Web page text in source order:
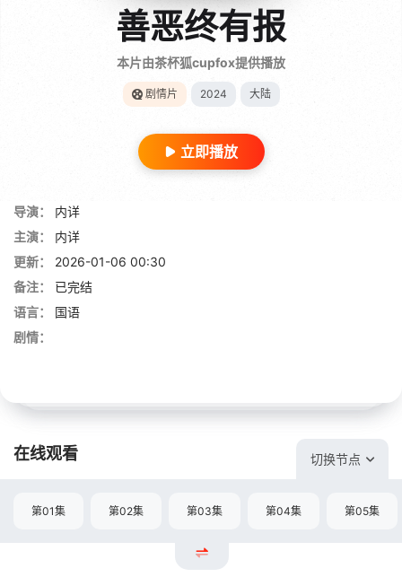
善恶终有报
本片由茶杯狐cupfox提供播放
剧情片 2024 大陆
立即播放
导演：
内详
主演：
内详
更新：
2026-01-06 00:30
备注：
已完结
语言：
国语
剧情：
在线观看 切换节点
第01集 第02集 第03集 第04集 第05集